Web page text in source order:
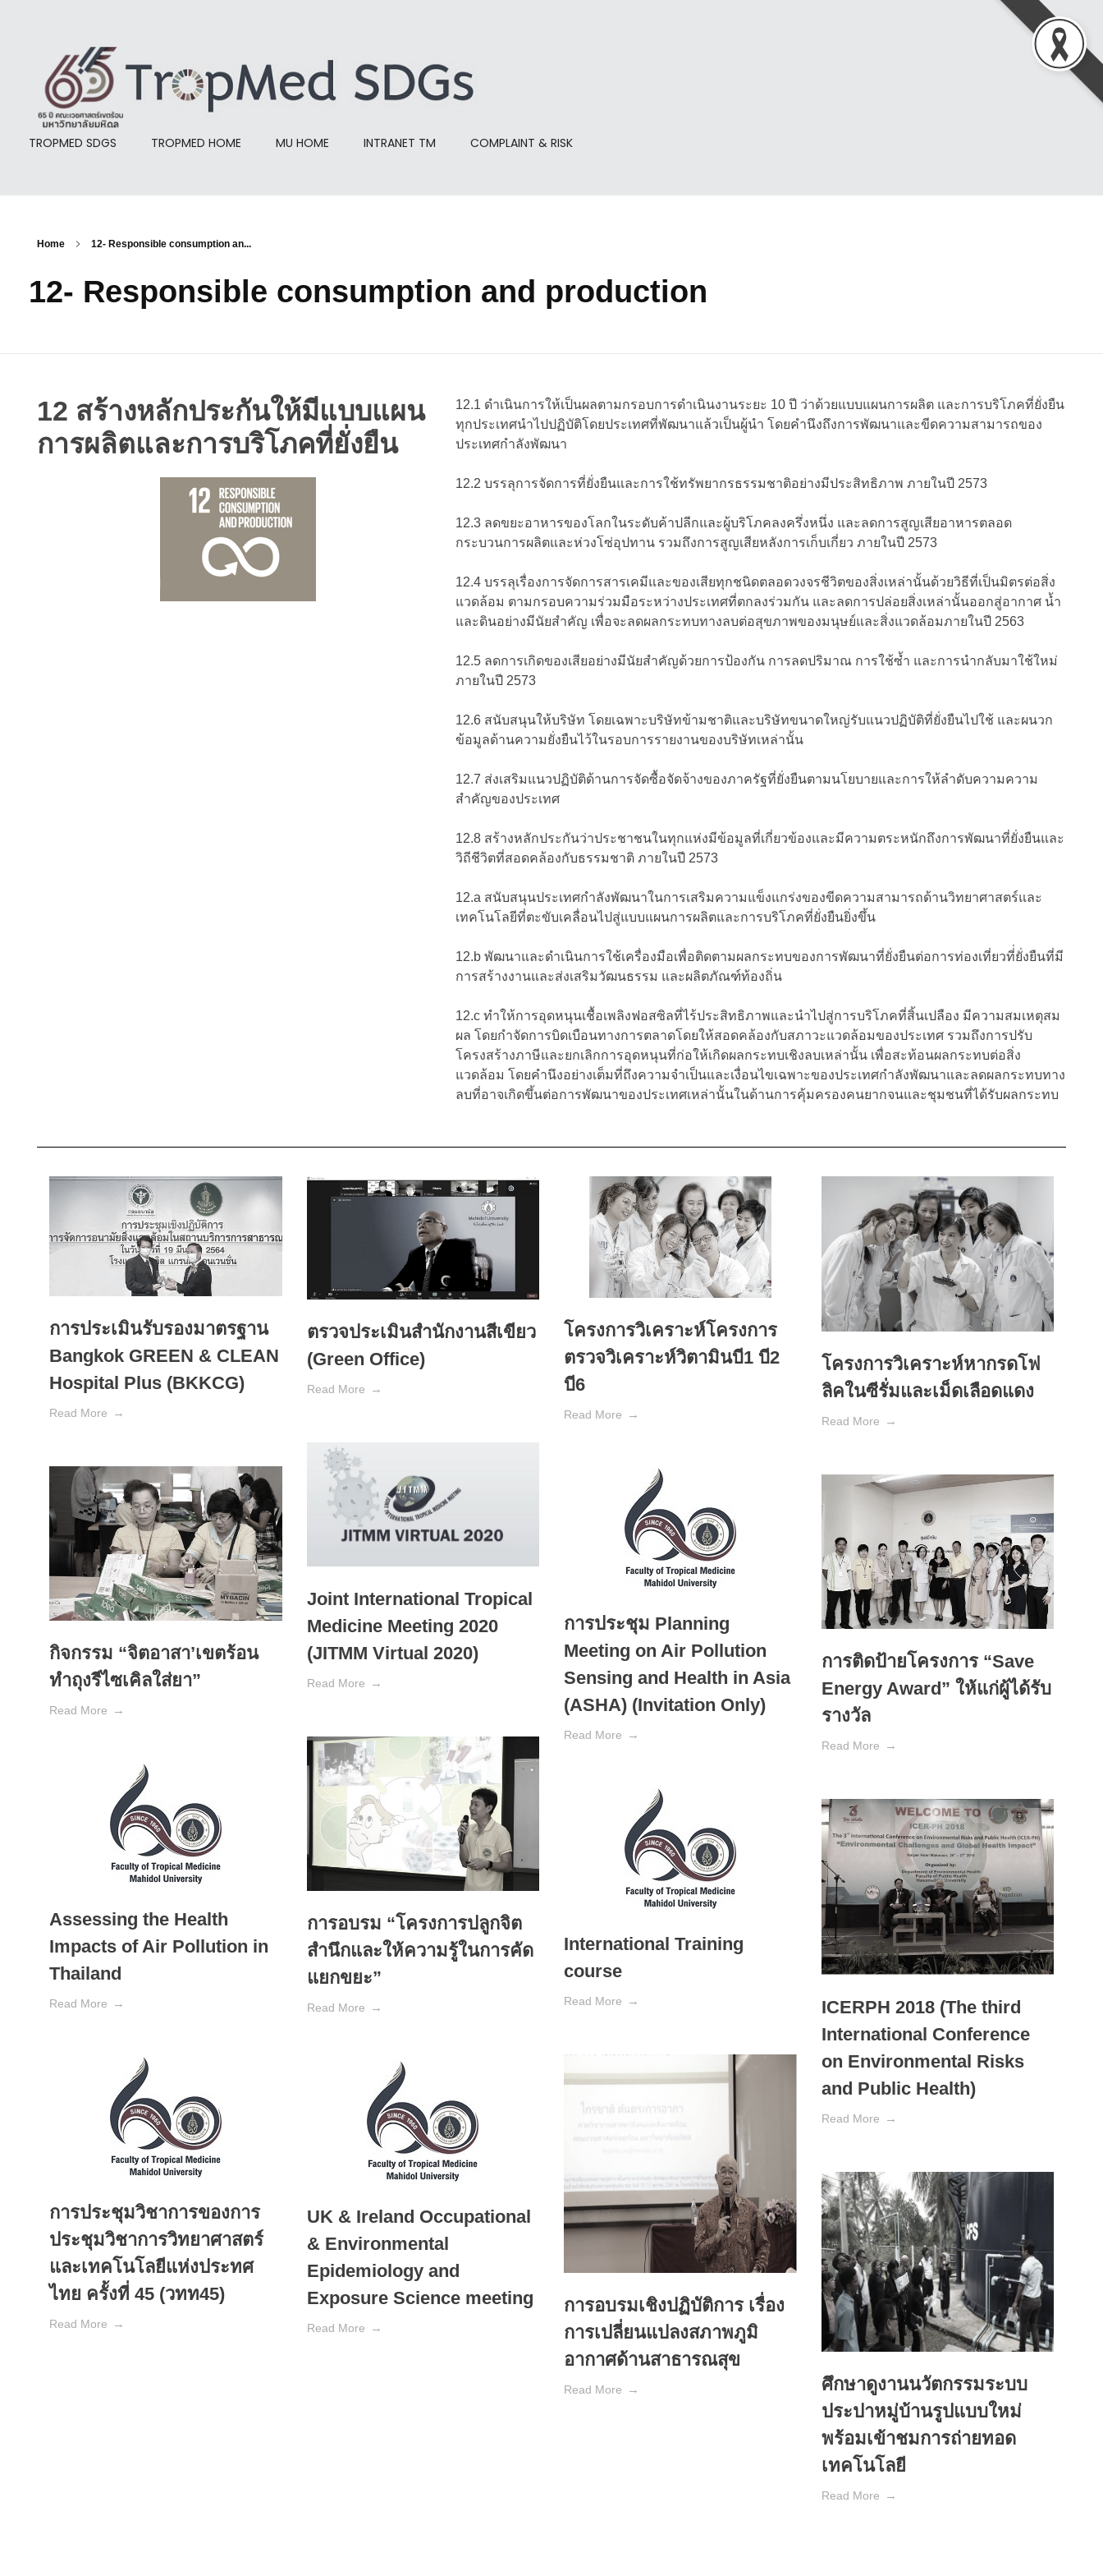
TropMed SDGS
TROPMED SDGS TROPMED HOME MU HOME INTRANET TM COMPLAINT & RISK
Home 12- Responsible consumption an...
12- Responsible consumption and production
12 สร้างหลักประกันให้มีแบบแผน
การผลิตและการบริโภคที่ยั่งยืน
12.1 ดำเนินการให้เป็นผลตามกรอบการดำเนินงานระยะ 10 ปี ว่าด้วยแบบแผนการผลิต และการบริโภคที่ยั่งยืน
ทุกประเทศนำไปปฏิบัติโดยประเทศที่พัฒนาแล้วเป็นผู้นำ โดยคำนึงถึงการพัฒนาและขีดความสามารถของ
ประเทศกำลังพัฒนา
12.2 บรรลุการจัดการที่ยั่งยืนและการใช้ทรัพยากรธรรมชาติอย่างมีประสิทธิภาพ ภายในปี 2573
12.3 ลดขยะอาหารของโลกในระดับค้าปลีกและผู้บริโภคลงครึ่งหนึ่ง และลดการสูญเสียอาหารตลอด
กระบวนการผลิตและห่วงโซ่อุปทาน รวมถึงการสูญเสียหลังการเก็บเกี่ยว ภายในปี 2573
12.4 บรรลุเรื่องการจัดการสารเคมีและของเสียทุกชนิดตลอดวงจรชีวิตของสิ่งเหล่านั้นด้วยวิธีที่เป็นมิตรต่อสิ่ง
แวดล้อม ตามกรอบความร่วมมือระหว่างประเทศที่ตกลงร่วมกัน และลดการปล่อยสิ่งเหล่านั้นออกสู่อากาศ น้ำ
และดินอย่างมีนัยสำคัญ เพื่อจะลดผลกระทบทางลบต่อสุขภาพของมนุษย์และสิ่งแวดล้อมภายในปี 2563
12.5 ลดการเกิดของเสียอย่างมีนัยสำคัญด้วยการป้องกัน การลดปริมาณ การใช้ซ้ำ และการนำกลับมาใช้ใหม่
ภายในปี 2573
12.6 สนับสนุนให้บริษัท โดยเฉพาะบริษัทข้ามชาติและบริษัทขนาดใหญ่รับแนวปฏิบัติที่ยั่งยืนไปใช้ และผนวก
ข้อมูลด้านความยั่งยืนไว้ในรอบการรายงานของบริษัทเหล่านั้น
12.7 ส่งเสริมแนวปฏิบัติด้านการจัดซื้อจัดจ้างของภาครัฐที่ยั่งยืนตามนโยบายและการให้ลำดับความความ
สำคัญของประเทศ
12.8 สร้างหลักประกันว่าประชาชนในทุกแห่งมีข้อมูลที่เกี่ยวข้องและมีความตระหนักถึงการพัฒนาที่ยั่งยืนและ
วิถีชีวิตที่สอดคล้องกับธรรมชาติ ภายในปี 2573
12.a สนับสนุนประเทศกำลังพัฒนาในการเสริมความแข็งแกร่งของขีดความสามารถด้านวิทยาศาสตร์และ
เทคโนโลยีที่ตะขับเคลื่อนไปสู่แบบแผนการผลิตและการบริโภคที่ยั่งยืนยิ่งขึ้น
12.b พัฒนาและดำเนินการใช้เครื่องมือเพื่อติดตามผลกระทบของการพัฒนาที่ยั่งยืนต่อการท่องเที่ยวที่่ยั่งยืนที่มี
การสร้างงานและส่งเสริมวัฒนธรรม และผลิตภัณฑ์ท้องถิ่น
12.c ทำให้การอุดหนุนเชื้อเพลิงฟอสซิลที่ไร้ประสิทธิภาพและนำไปสู่การบริโภคที่สิ้นเปลือง มีความสมเหตุสม
ผล โดยกำจัดการบิดเบือนทางการตลาดโดยให้สอดคล้องกับสภาวะแวดล้อมของประเทศ รวมถึงการปรับ
โครงสร้างภาษีและยกเลิกการอุดหนุนที่ก่อให้เกิดผลกระทบเชิงลบเหล่านั้น เพื่อสะท้อนผลกระทบต่อสิ่ง
แวดล้อม โดยคำนึงอย่างเต็มที่ถึงความจำเป็นและเงื่อนไขเฉพาะของประเทศกำลังพัฒนาและลดผลกระทบทาง
ลบที่อาจเกิดขึ้นต่อการพัฒนาของประเทศเหล่านั้นในด้านการคุ้มครองคนยากจนและชุมชนที่ได้รับผลกระทบ
การประเมินรับรองมาตรฐาน
Bangkok GREEN & CLEAN
Hospital Plus (BKKCG)
Read More
ตรวจประเมินสำนักงานสีเขียว
(Green Office)
Read More
โครงการวิเคราะห์โครงการ
ตรวจวิเคราะห์วิตามินบี1 บี2
บี6
Read More
โครงการวิเคราะห์หากรดโฟ
ลิคในซีรั่มและเม็ดเลือดแดง
Read More
Joint International Tropical
Medicine Meeting 2020
(JITMM Virtual 2020)
Read More
กิจกรรม “จิตอาสา’เขตร้อน
ทำถุงรีไซเคิลใส่ยา”
Read More
การประชุม Planning
Meeting on Air Pollution
Sensing and Health in Asia
(ASHA) (Invitation Only)
Read More
การติดป้ายโครงการ “Save
Energy Award” ให้แก่ผู้ได้รับ
รางวัล
Read More
การอบรม “โครงการปลูกจิต
สำนึกและให้ความรู้ในการคัด
แยกขยะ”
Read More
Assessing the Health
Impacts of Air Pollution in
Thailand
Read More
International Training
course
Read More
ICERPH 2018 (The third
International Conference
on Environmental Risks
and Public Health)
Read More
การอบรมเชิงปฏิบัติการ เรื่อง
การเปลี่ยนแปลงสภาพภูมิ
อากาศด้านสาธารณสุข
Read More
การประชุมวิชาการของการ
ประชุมวิชาการวิทยาศาสตร์
และเทคโนโลยีแห่งประทศ
ไทย ครั้งที่ 45 (วทท45)
Read More
UK & Ireland Occupational
& Environmental
Epidemiology and
Exposure Science meeting
Read More
ศึกษาดูงานนวัตกรรมระบบ
ประปาหมู่บ้านรูปแบบใหม่
พร้อมเข้าชมการถ่ายทอด
เทคโนโลยี
Read More